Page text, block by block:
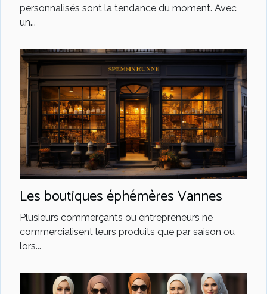
personnalisés sont la tendance du moment. Avec
un...
Les boutiques éphémères Vannes
Plusieurs commerçants ou entrepreneurs ne
commercialisent leurs produits que par saison ou
lors...